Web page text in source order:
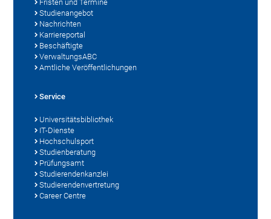
Fristen und Termine
Studienangebot
Nachrichten
Karriereportal
Beschäftigte
VerwaltungsABC
Amtliche Veröffentlichungen
Service
Universitätsbibliothek
IT-Dienste
Hochschulsport
Studienberatung
Prüfungsamt
Studierendenkanzlei
Studierendenvertretung
Career Centre